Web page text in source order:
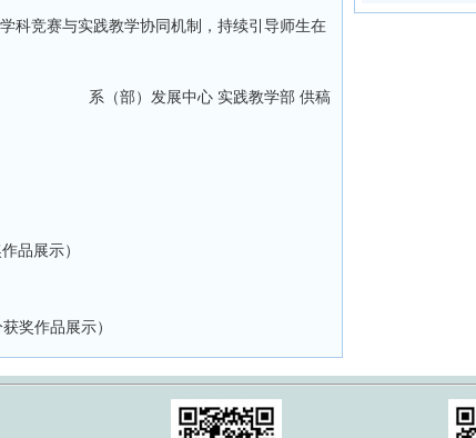
竞赛与实践教学协同机制，持续引导师生在
系（部）发展中心 实践教学部 供稿
品展示）
奖作品展示）